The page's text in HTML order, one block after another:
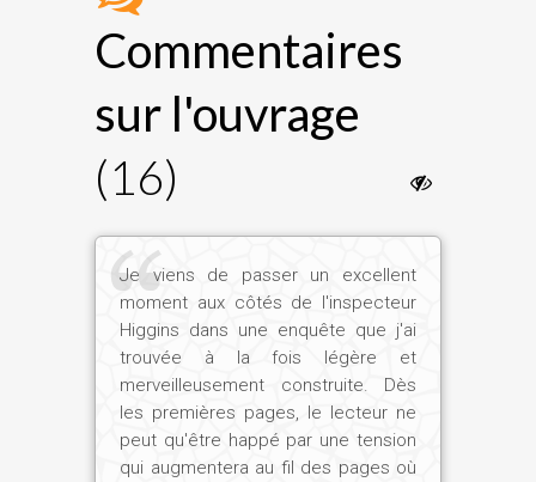
Commentaires
sur l'ouvrage
(16)
Je viens de passer un excellent
moment aux côtés de l'inspecteur
Higgins dans une enquête que j'ai
trouvée à la fois légère et
merveilleusement construite. Dès
les premières pages, le lecteur ne
peut qu'être happé par une tension
qui augmentera au fil des pages où